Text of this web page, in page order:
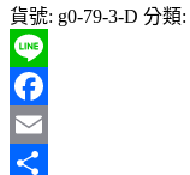
貨號: g0-79-3-D 分類:
Line
Facebook
Email